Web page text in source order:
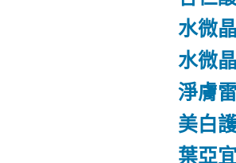
水微
水微
淨膚
美白
葉亞